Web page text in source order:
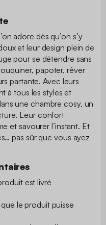
adore dès qu’on s’y
et leur design plein de
pour se détendre sans
papoter, rêver
partante. Avec leurs
à tous les styles et
une chambre cosy, un
Leur confort
et savourer l’instant. Et
pas sûr que vous ayez
est livré
le produit puisse